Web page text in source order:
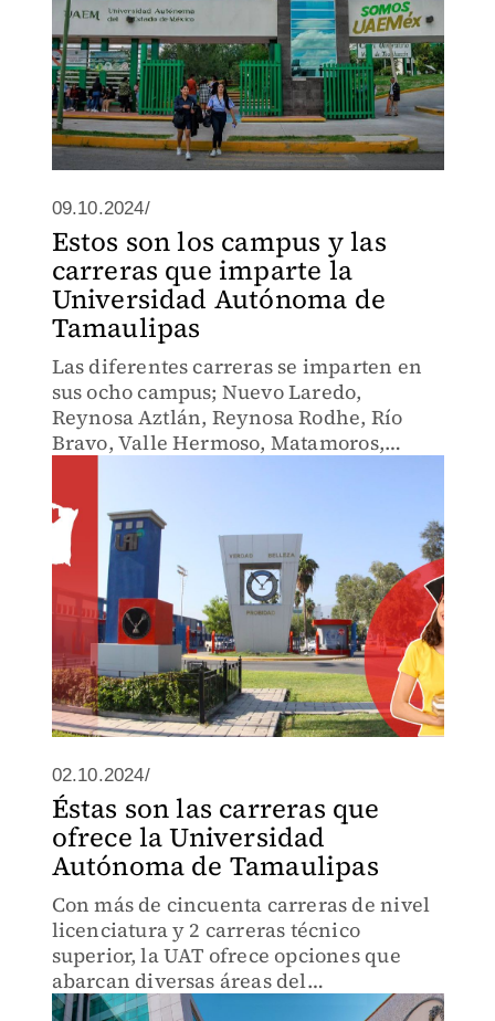
09.10.2024/
Estos son los campus y las
carreras que imparte la
Universidad Autónoma de
Tamaulipas
Las diferentes carreras se imparten en
sus ocho campus; Nuevo Laredo,
Reynosa Aztlán, Reynosa Rodhe, Río
Bravo, Valle Hermoso, Matamoros,
02.10.2024/
Éstas son las carreras que
ofrece la Universidad
Autónoma de Tamaulipas
Con más de cincuenta carreras de nivel
licenciatura y 2 carreras técnico
superior, la UAT ofrece opciones que
abarcan diversas áreas del
conocimiento.